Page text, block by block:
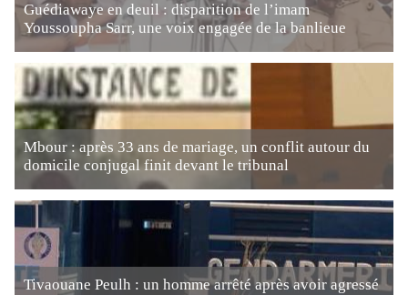
Guédiawaye en deuil : disparition de l’imam
Youssoupha Sarr, une voix engagée de la banlieue
Mbour : après 33 ans de mariage, un conflit autour du
domicile conjugal finit devant le tribunal
Tivaouane Peulh : un homme arrêté après avoir agressé